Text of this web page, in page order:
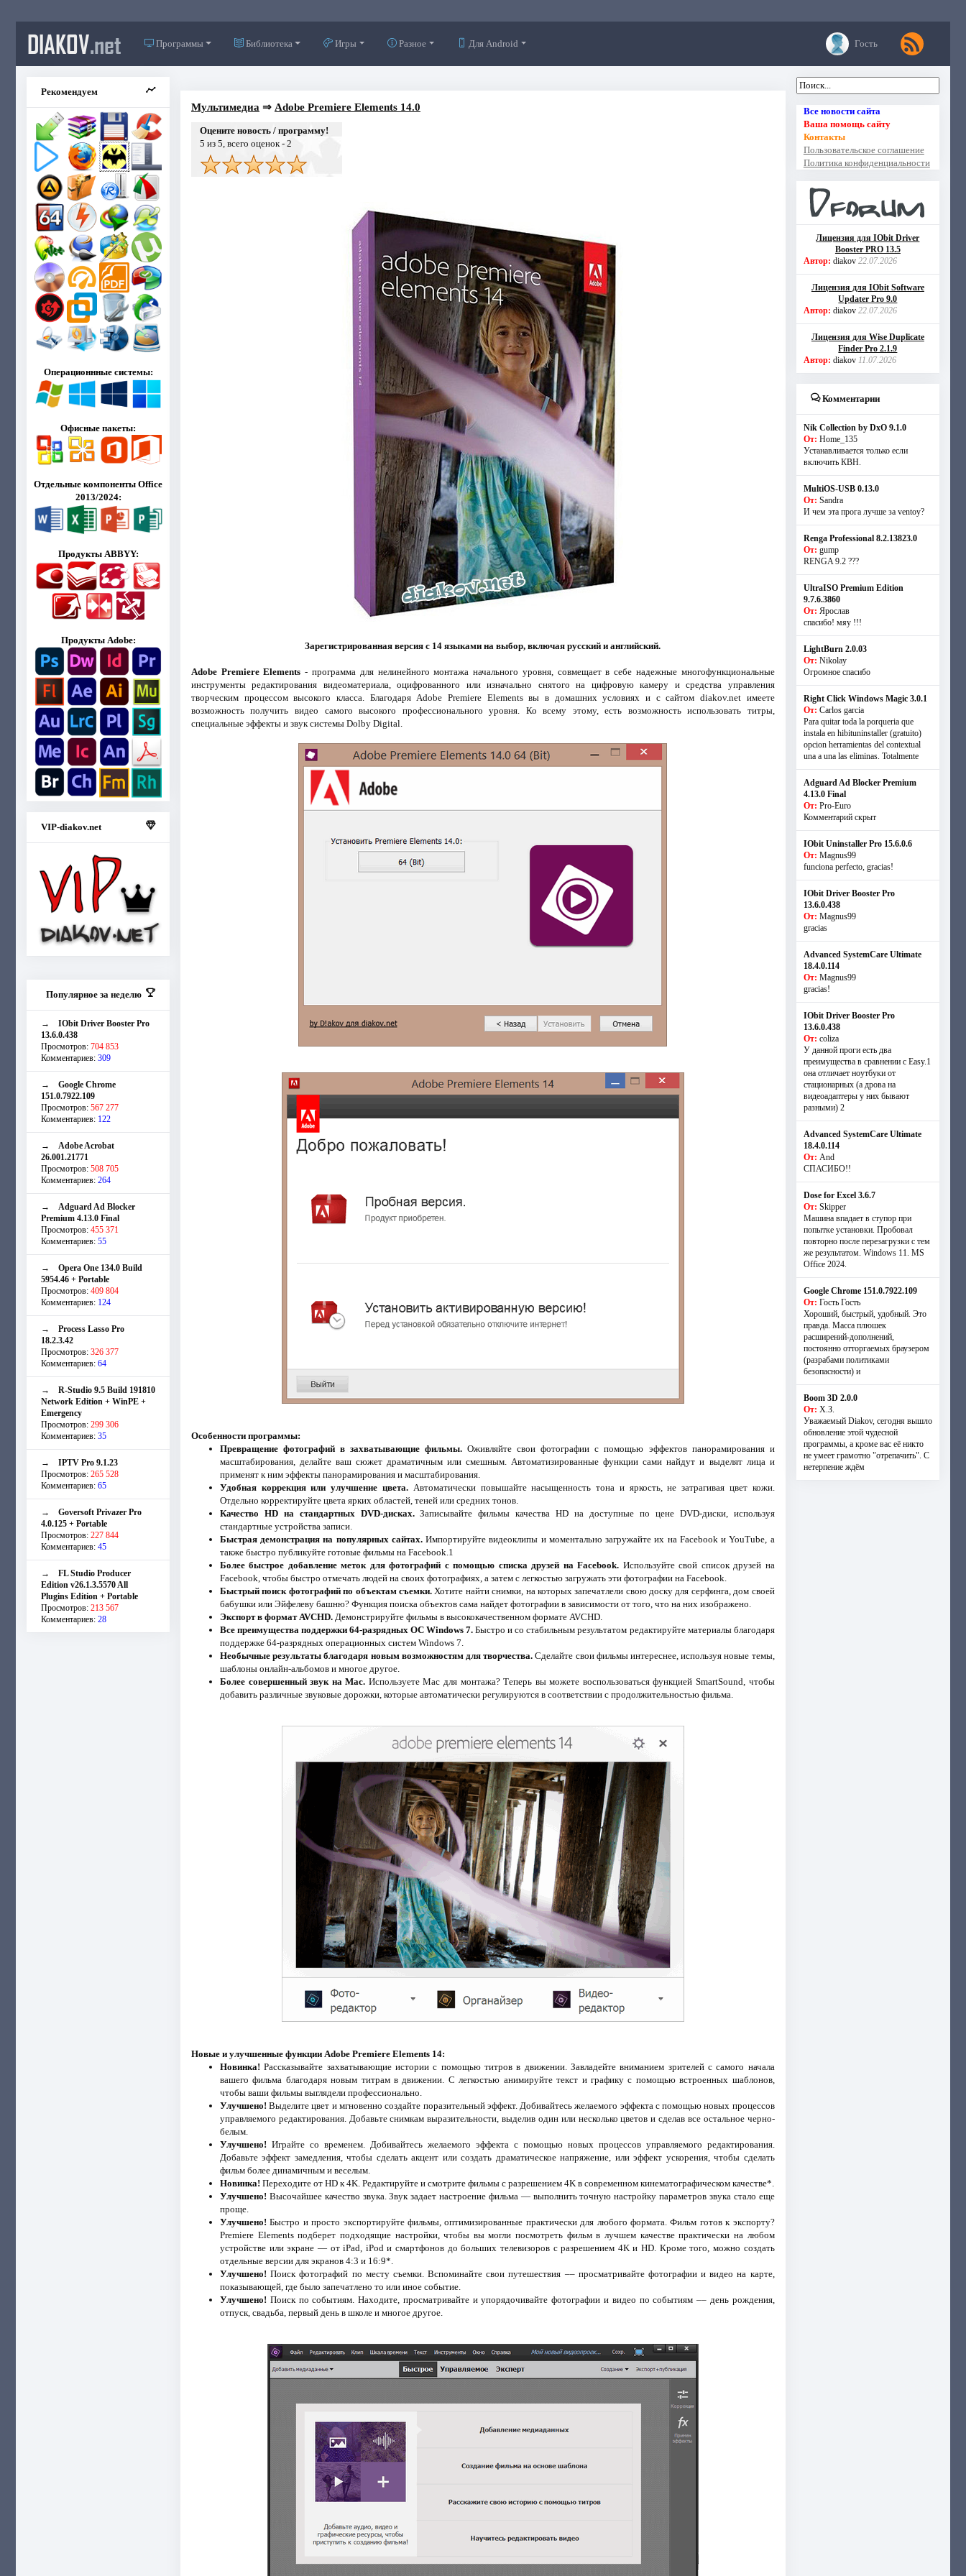
DIAKOV.net Программы Библиотека Игры Разное Для Android Гость
Рекомендуем
Операционнные системы:
Офисные пакеты:
Отдельные компоненты Office
2013/2024:
Продукты ABBYY:
Продукты Adobe:
VIP-diakov.net
Популярное за неделю
→ IObit Driver Booster Pro
13.6.0.438
Просмотров: 704 853
Комментариев: 309
→ Google Chrome
151.0.7922.109
Просмотров: 567 277
Комментариев: 122
→ Adobe Acrobat
26.001.21771
Просмотров: 508 705
Комментариев: 264
→ Adguard Ad Blocker
Premium 4.13.0 Final
Просмотров: 455 371
Комментариев: 55
→ Opera One 134.0 Build
5954.46 + Portable
Просмотров: 409 804
Комментариев: 124
→ Process Lasso Pro
18.2.3.42
Просмотров: 326 377
Комментариев: 64
→ R-Studio 9.5 Build 191810
Network Edition + WinPE +
Emergency
Просмотров: 299 306
Комментариев: 35
→ IPTV Pro 9.1.23
Просмотров: 265 528
Комментариев: 65
→ Goversoft Privazer Pro
4.0.125 + Portable
Просмотров: 227 844
Комментариев: 45
→ FL Studio Producer
Edition v26.1.3.5570 All
Plugins Edition + Portable
Просмотров: 213 567
Комментариев: 28
Мультимедиа ⇒ Adobe Premiere Elements 14.0
Оцените новость / программу!
5 из 5, всего оценок - 2
Зарегистрированная версия с 14 языками на выбор, включая русский и английский.
Adobe Premiere Elements - программа для нелинейного монтажа начального уровня, совмещает в себе надежные многофункциональные
инструменты редактирования видеоматериала, оцифрованного или изначально снятого на цифровую камеру и средства управления
творческим процессом высокого класса. Благодаря Adobe Premiere Elements вы в домашних условиях и с сайтом diakov.net имеете
возможность получить видео самого высокого профессионального уровня. Ко всему этому, есть возможность использовать титры,
специальные эффекты и звук системы Dolby Digital.
Особенности программы:
Превращение фотографий в захватывающие фильмы. Оживляйте свои фотографии с помощью эффектов панорамирования и
масштабирования, делайте ваш сюжет драматичным или смешным. Автоматизированные функции сами найдут и выделят лица и
применят к ним эффекты панорамирования и масштабирования.
Удобная коррекция или улучшение цвета. Автоматически повышайте насыщенность тона и яркость, не затрагивая цвет кожи.
Отдельно корректируйте цвета ярких областей, теней или средних тонов.
Качество HD на стандартных DVD-дисках.Записывайте фильмы качества HD на доступные по цене DVD-диски, используя
стандартные устройства записи.
Быстрая демонстрация на популярных сайтах.Импортируйте видеоклипы и моментально загружайте их на Facebook и YouTube, а
также быстро публикуйте готовые фильмы на Facebook.1
Более быстрое добавление меток для фотографий с помощью списка друзей на Facebook. Используйте свой список друзей на
Facebook, чтобы быстро отмечать людей на своих фотографиях, а затем с легкостью загружать эти фотографии на Facebook.
Быстрый поиск фотографий по объектам съемки.Хотите найти снимки, на которых запечатлели свою доску для серфинга, дом своей
бабушки или Эйфелеву башню? Функция поиска объектов сама найдет фотографии в зависимости от того, что на них изображено.
Экспорт в формат AVCHD.Демонстрируйте фильмы в высококачественном формате AVCHD.
Все преимущества поддержки 64-разрядных ОС Windows 7. Быстро и со стабильным результатом редактируйте материалы благодаря
поддержке 64-разрядных операционных систем Windows 7.
Необычные результаты благодаря новым возможностям для творчества. Сделайте свои фильмы интереснее, используя новые темы,
шаблоны онлайн-альбомов и многое другое.
Более совершенный звук на Mac. Используете Mac для монтажа? Теперь вы можете воспользоваться функцией SmartSound, чтобы
добавить различные звуковые дорожки, которые автоматически регулируются в соответствии с продолжительностью фильма.
Новые и улучшенные функции Adobe Premiere Elements 14:
Новинка! Рассказывайте захватывающие истории с помощью титров в движении. Завладейте вниманием зрителей с самого начала
вашего фильма благодаря новым титрам в движении. С легкостью анимируйте текст и графику с помощью встроенных шаблонов,
чтобы ваши фильмы выглядели профессионально.
Улучшено! Выделите цвет и мгновенно создайте поразительный эффект. Добивайтесь желаемого эффекта с помощью новых процессов
управляемого редактирования. Добавьте снимкам выразительности, выделив один или несколько цветов и сделав все остальное черно-
белым.
Улучшено! Играйте со временем. Добивайтесь желаемого эффекта с помощью новых процессов управляемого редактирования.
Добавьте эффект замедления, чтобы сделать акцент или создать драматическое напряжение, или эффект ускорения, чтобы сделать
фильм более динамичным и веселым.
Новинка! Переходите от HD к 4K. Редактируйте и смотрите фильмы с разрешением 4K в современном кинематографическом качестве*.
Улучшено! Высочайшее качество звука. Звук задает настроение фильма — выполнить точную настройку параметров звука стало еще
проще.
Улучшено! Быстро и просто экспортируйте фильмы, оптимизированные практически для любого формата. Фильм готов к экспорту?
Premiere Elements подберет подходящие настройки, чтобы вы могли посмотреть фильм в лучшем качестве практически на любом
устройстве или экране — от iPad, iPod и смартфонов до больших телевизоров с разрешением 4K и HD. Кроме того, можно создать
отдельные версии для экранов 4:3 и 16:9*.
Улучшено! Поиск фотографий по месту съемки. Вспоминайте свои путешествия –– просматривайте фотографии и видео на карте,
показывающей, где было запечатлено то или иное событие.
Улучшено! Поиск по событиям. Находите, просматривайте и упорядочивайте фотографии и видео по событиям –– день рождения,
отпуск, свадьба, первый день в школе и многое другое.
Все новости сайта
Ваша помощь сайту
Контакты
Пользовательское соглашение
Политика конфиденциальности
Лицензия для IObit Driver
Booster PRO 13.5
Автор: diakov 22.07.2026
Лицензия для IObit Software
Updater Pro 9.0
Автор: diakov 22.07.2026
Лицензия для Wise Duplicate
Finder Pro 2.1.9
Автор: diakov 11.07.2026
Комментарии
Nik Collection by DxO 9.1.0
От: Home_135
Устанавливается только если
включить КВН.
MultiOS-USB 0.13.0
От: Sandra
И чем эта прога лучше за ventoy?
Renga Professional 8.2.13823.0
От: gump
RENGA 9.2 ???
UltraISO Premium Edition
9.7.6.3860
От: Ярослав
спасибо! мяу !!!
LightBurn 2.0.03
От: Nikolay
Огромное спасибо
Right Click Windows Magic 3.0.1
От: Carlos garcia
Para quitar toda la porqueria que
instala en hibituninstaller (gratuito)
opcion herramientas del contextual
una a una las eliminas. Totalmente
Adguard Ad Blocker Premium
4.13.0 Final
От: Pro-Euro
Комментарий скрыт
IObit Uninstaller Pro 15.6.0.6
От: Magnus99
funciona perfecto, gracias!
IObit Driver Booster Pro
13.6.0.438
От: Magnus99
gracias
Advanced SystemCare Ultimate
18.4.0.114
От: Magnus99
gracias!
IObit Driver Booster Pro
13.6.0.438
От: coliza
У данной проги есть два
преимущества в сравнении с Easy.1
она отличает ноутбуки от
стационарных (а дрова на
видеоадаптеры у них бывают
разными) 2
Advanced SystemCare Ultimate
18.4.0.114
От: And
СПАСИБО!!
Dose for Excel 3.6.7
От: Skipper
Машина впадает в ступор при
попытке установки. Пробовал
повторно после перезагрузки с тем
же результатом. Windows 11. MS
Offiсe 2024.
Google Chrome 151.0.7922.109
От: Гость Гость
Хороший, быстрый, удобный. Это
правда. Масса плюшек
расширений-дополнений,
постоянно отторгаемых браузером
(разрабами политиками
безопасности) и
Boom 3D 2.0.0
От: Х.З.
Уважаемый Diakov, сегодня вышло
обновление этой чудесной
программы, а кроме вас её никто
не умеет грамотно "отрепачить". С
нетерпение ждём